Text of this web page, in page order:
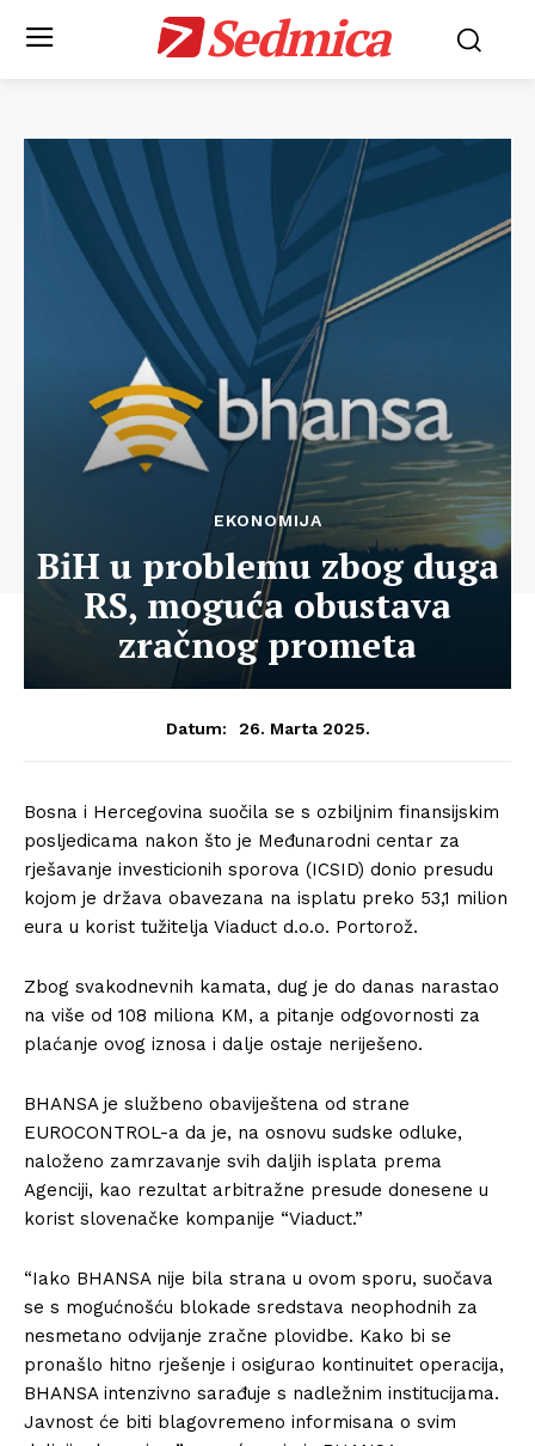
Sedmica
EKONOMIJA
BiH u problemu zbog duga
RS, moguća obustava
zračnog prometa
Datum: 26. Marta 2025.
Bosna i Hercegovina suočila se s ozbiljnim finansijskim
posljedicama nakon što je Međunarodni centar za
rješavanje investicionih sporova (ICSID) donio presudu
kojom je država obavezana na isplatu preko 53,1 milion
eura u korist tužitelja Viaduct d.o.o. Portorož.
Zbog svakodnevnih kamata, dug je do danas narastao
na više od 108 miliona KM, a pitanje odgovornosti za
plaćanje ovog iznosa i dalje ostaje neriješeno.
BHANSA je službeno obaviještena od strane
EUROCONTROL-a da je, na osnovu sudske odluke,
naloženo zamrzavanje svih daljih isplata prema
Agenciji, kao rezultat arbitražne presude donesene u
korist slovenačke kompanije “Viaduct.”
“Iako BHANSA nije bila strana u ovom sporu, suočava
se s mogućnošću blokade sredstava neophodnih za
nesmetano odvijanje zračne plovidbe. Kako bi se
pronašlo hitno rješenje i osigurao kontinuitet operacija,
BHANSA intenzivno sarađuje s nadležnim institucijama.
Javnost će biti blagovremeno informisana o svim